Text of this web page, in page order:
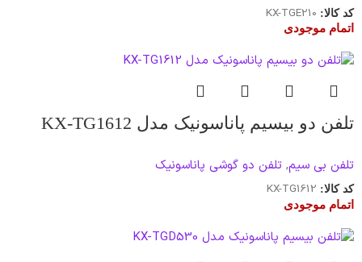
کد کالا: KX-TGE210
اتمام موجودی
تلفن دو بیسیم پاناسونیک مدل KX-TG1612
تلفن بی سیم, تلفن دو گوشی پاناسونیک
کد کالا: KX-TG1612
اتمام موجودی